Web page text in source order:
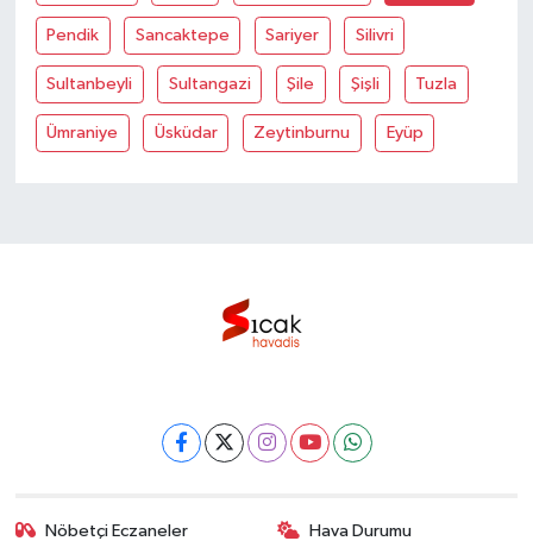
Pendik Sancaktepe Sariyer Silivri
Sultanbeyli Sultangazi Şile Şişli Tuzla
Ümraniye Üsküdar Zeytinburnu Eyüp
Nöbetçi Eczaneler Hava Durumu